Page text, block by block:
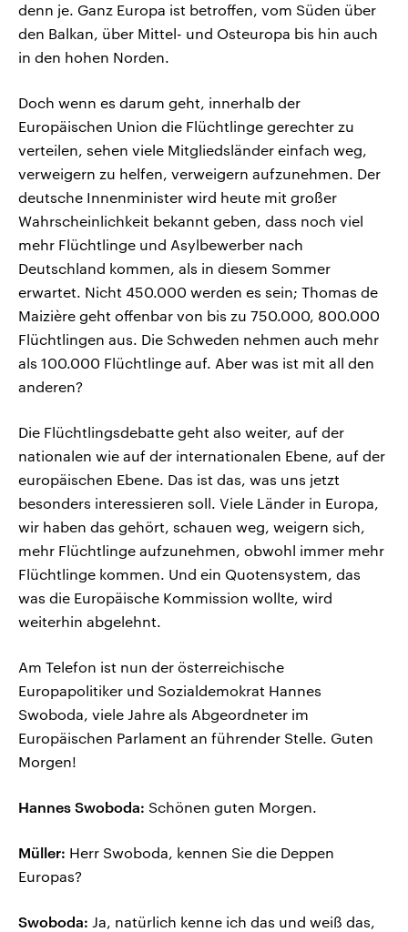
denn je. Ganz Europa ist betroffen, vom Süden über
den Balkan, über Mittel- und Osteuropa bis hin auch
in den hohen Norden.
Doch wenn es darum geht, innerhalb der
Europäischen Union die Flüchtlinge gerechter zu
verteilen, sehen viele Mitgliedsländer einfach weg,
verweigern zu helfen, verweigern aufzunehmen. Der
deutsche Innenminister wird heute mit großer
Wahrscheinlichkeit bekannt geben, dass noch viel
mehr Flüchtlinge und Asylbewerber nach
Deutschland kommen, als in diesem Sommer
erwartet. Nicht 450.000 werden es sein; Thomas de
Maizière geht offenbar von bis zu 750.000, 800.000
Flüchtlingen aus. Die Schweden nehmen auch mehr
als 100.000 Flüchtlinge auf. Aber was ist mit all den
anderen?
Die Flüchtlingsdebatte geht also weiter, auf der
nationalen wie auf der internationalen Ebene, auf der
europäischen Ebene. Das ist das, was uns jetzt
besonders interessieren soll. Viele Länder in Europa,
wir haben das gehört, schauen weg, weigern sich,
mehr Flüchtlinge aufzunehmen, obwohl immer mehr
Flüchtlinge kommen. Und ein Quotensystem, das
was die Europäische Kommission wollte, wird
weiterhin abgelehnt.
Am Telefon ist nun der österreichische
Europapolitiker und Sozialdemokrat Hannes
Swoboda, viele Jahre als Abgeordneter im
Europäischen Parlament an führender Stelle. Guten
Morgen!
Hannes Swoboda: Schönen guten Morgen.
Müller: Herr Swoboda, kennen Sie die Deppen
Europas?
Swoboda: Ja, natürlich kenne ich das und weiß das,